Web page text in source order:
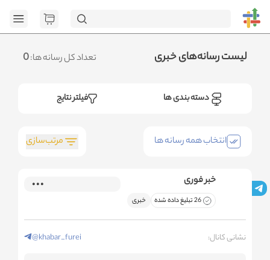
تعداد کل رسانه ها:0 لیست رسانه‌های خبری
فیلتر نتایج دسته بندی ها
مرتب‌سازی انتخاب همه رسانه ها
خبر فوری
26 تبلیغ داده شده خبری
نشانی کانال: @khabar_furei
page=1&social=all&sort_field=orders_num&sort_type=desc":
<no response> Failed to fetch
.متوجه شدم